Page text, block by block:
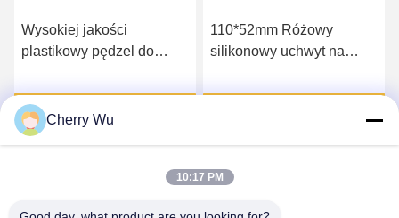
Wysokiej jakości
plastikowy pędzel do
brwi i rzęs Ninong
Uzyskaj najlepszą cenę
110*52mm Różowy
silikonowy uchwyt na
przedłużania rzęs
Cherry Wu
10:17 PM